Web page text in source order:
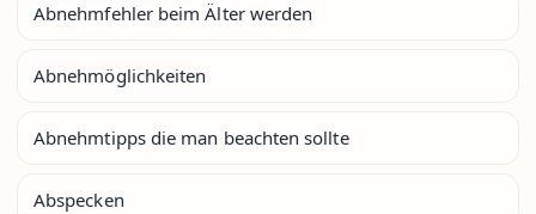
Abnehmfehler beim Älter werden
Abnehmöglichkeiten
Abnehmtipps die man beachten sollte
Abspecken